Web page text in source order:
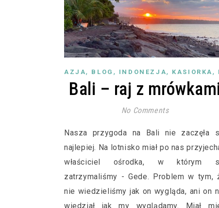
AZJA, BLOG , INDONEZJA, KASIORKA,
Bali – raj z
No Comments
Nasza przygoda na Bali nie zaczęła
najlepiej. Na lotnisko miał po nas
właściciel ośrodka, w którym
zatrzymaliśmy - Gede. Problem w tym,
nie wiedzieliśmy jak on wygląda, ani on
wiedział jak my wyglądamy. Miał